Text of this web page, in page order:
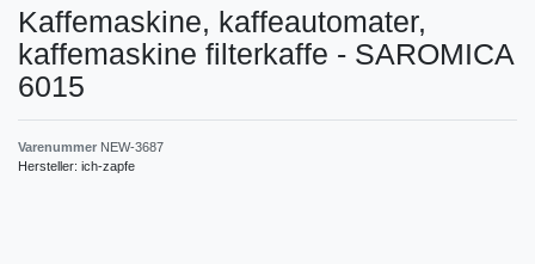
Kaffemaskine, kaffeautomater,
kaffemaskine filterkaffe - SAROMICA
6015
Varenummer NEW-3687
Hersteller: ich-zapfe